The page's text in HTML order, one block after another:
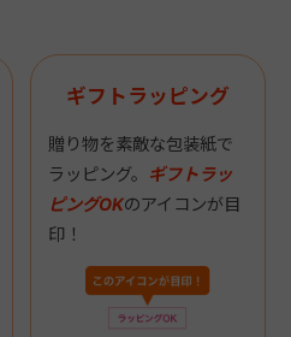
ギフトラッピング
贈り物を素敵な包装紙で
ラッピング。 ギフトラッ
ピングOKのアイコンが目
印！